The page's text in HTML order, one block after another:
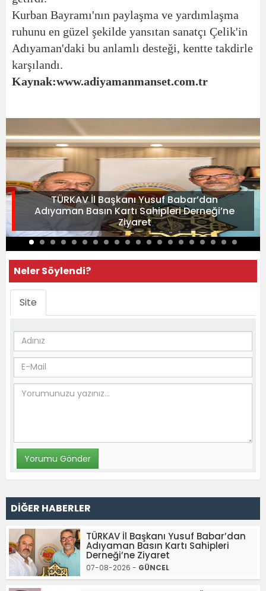
Kurban Bayramı'nın paylaşma ve yardımlaşma
ruhunu en güzel şekilde yansıtan sanatçı Çelik'in
Adıyaman'daki bu anlamlı desteği, kentte takdirle
karşılandı.
Kaynak:www.adiyamanmanset.com.tr
TÜRKAV İl Başkanı Yusuf Babar’dan
Adıyaman Basın Kartı Sahipleri Derneği’ne
Ziyaret
Neler Söylendi?
Site
DİĞER HABERLER
TÜRKAV İl Başkanı Yusuf Babar’dan
Adıyaman Basın Kartı Sahipleri
Derneği’ne Ziyaret
07-08-2026 - GÜNCEL